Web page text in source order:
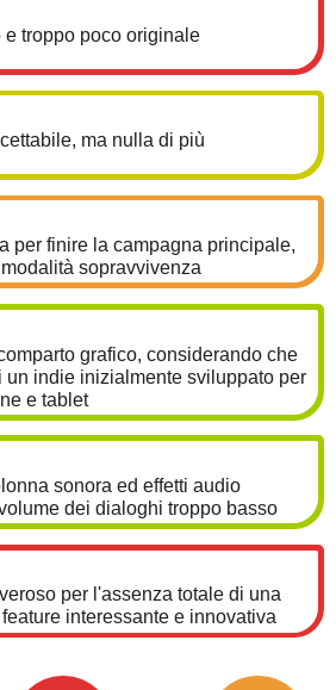
e troppo poco originale
ma nulla di più
per finire la campagna principale,
sopravvivenza
grafico, considerando che
un indie inizialmente sviluppato per
e tablet
sonora ed effetti audio
dei dialoghi troppo basso
per l'assenza totale di una
interessante e innovativa